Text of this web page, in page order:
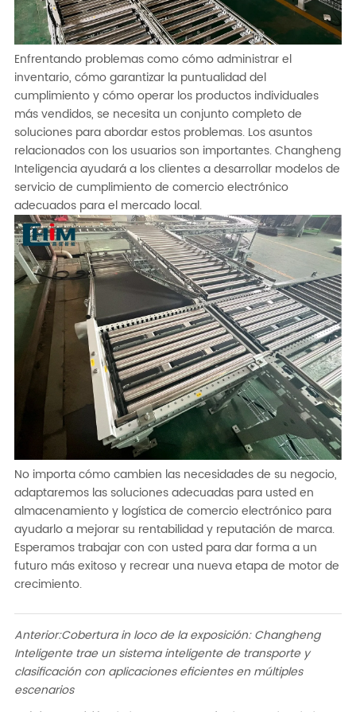
Enfrentando problemas como cómo administrar el
inventario, cómo garantizar la puntualidad del
cumplimiento y cómo operar los productos individuales
más vendidos, se necesita un conjunto completo de
soluciones para abordar estos problemas. Los asuntos
relacionados con los usuarios son importantes. Changheng
Inteligencia ayudará a los clientes a desarrollar modelos de
servicio de cumplimiento de comercio electrónico
adecuados para el mercado local.
No importa cómo cambien las necesidades de su negocio,
adaptaremos las soluciones adecuadas para usted en
almacenamiento y logística de comercio electrónico para
ayudarlo a mejorar su rentabilidad y reputación de marca.
Esperamos trabajar con con usted para dar forma a un
futuro más exitoso y recrear una nueva etapa de motor de
crecimiento.
Anterior:Cobertura in loco de la exposición: Changheng
Inteligente trae un sistema inteligente de transporte y
clasificación con aplicaciones eficientes en múltiples
escenarios